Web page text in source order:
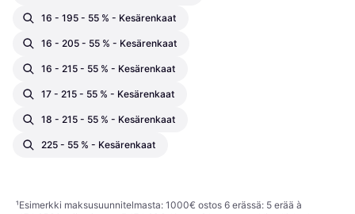
16 - 195 - 55 % - Kesärenkaat
16 - 205 - 55 % - Kesärenkaat
16 - 215 - 55 % - Kesärenkaat
17 - 215 - 55 % - Kesärenkaat
18 - 215 - 55 % - Kesärenkaat
225 - 55 % - Kesärenkaat
¹Esimerkki maksusuunnitelmasta: 1000€ ostos 6 erässä: 5 erää à